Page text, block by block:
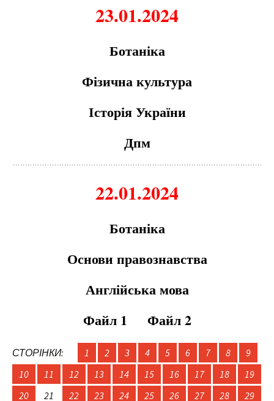
23.01.2024
Ботаніка
Фізична культура
Історія України
Дпм
22.01.2024
Ботаніка
Основи правознавства
Англійська мова
Файл 1
Файл 2
СТОРІНКИ: 1 2 3 4 5 6 7 8
9
10
11 12 13 14 15 16 17 18
19
20
21 22 23 24 25 26 27 28
29